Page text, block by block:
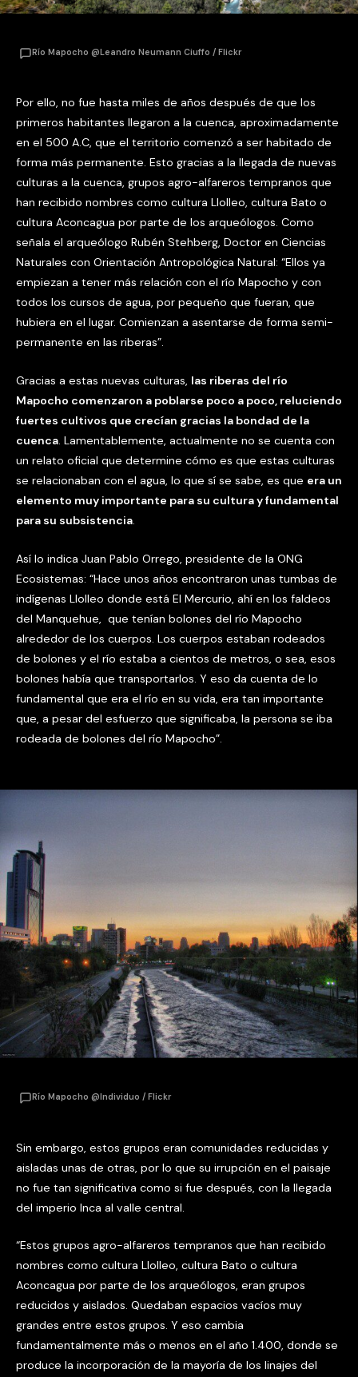
Río Mapocho @Leandro Neumann Ciuffo / Flickr
Por ello, no fue hasta miles de años después de que los
primeros habitantes llegaron a la cuenca, aproximadamente
en el 500 A.C, que el territorio comenzó a ser habitado de
forma más permanente. Esto gracias a la llegada de nuevas
culturas a la cuenca, grupos agro-alfareros tempranos que
han recibido nombres como cultura Llolleo, cultura Bato o
cultura Aconcagua por parte de los arqueólogos. Como
señala el arqueólogo Rubén Stehberg, Doctor en Ciencias
Naturales con Orientación Antropológica Natural: “Ellos ya
empiezan a tener más relación con el río Mapocho y con
todos los cursos de agua, por pequeño que fueran, que
hubiera en el lugar. Comienzan a asentarse de forma semi-
permanente en las riberas”.
Gracias a estas nuevas culturas, las riberas del río
Mapocho comenzaron a poblarse poco a poco, reluciendo
fuertes cultivos que crecían gracias la bondad de la
cuenca. Lamentablemente, actualmente no se cuenta con
un relato oficial que determine cómo es que estas culturas
se relacionaban con el agua, lo que sí se sabe, es que era un
elemento muy importante para su cultura y fundamental
para su subsistencia.
Así lo indica Juan Pablo Orrego, presidente de la ONG
Ecosistemas: “Hace unos años encontraron unas tumbas de
indígenas Llolleo donde está El Mercurio, ahí en los faldeos
del Manquehue, que tenían bolones del río Mapocho
alrededor de los cuerpos. Los cuerpos estaban rodeados
de bolones y el río estaba a cientos de metros, o sea, esos
bolones había que transportarlos. Y eso da cuenta de lo
fundamental que era el río en su vida, era tan importante
que, a pesar del esfuerzo que significaba, la persona se iba
rodeada de bolones del río Mapocho”.
Río Mapocho @Individuo / Flickr
Sin embargo, estos grupos eran comunidades reducidas y
aisladas unas de otras, por lo que su irrupción en el paisaje
no fue tan significativa como si fue después, con la llegada
del imperio Inca al valle central.
“Estos grupos agro-alfareros tempranos que han recibido
nombres como cultura Llolleo, cultura Bato o cultura
Aconcagua por parte de los arqueólogos, eran grupos
reducidos y aislados. Quedaban espacios vacíos muy
grandes entre estos grupos. Y eso cambia
fundamentalmente más o menos en el año 1.400, donde se
produce la incorporación de la mayoría de los linajes del